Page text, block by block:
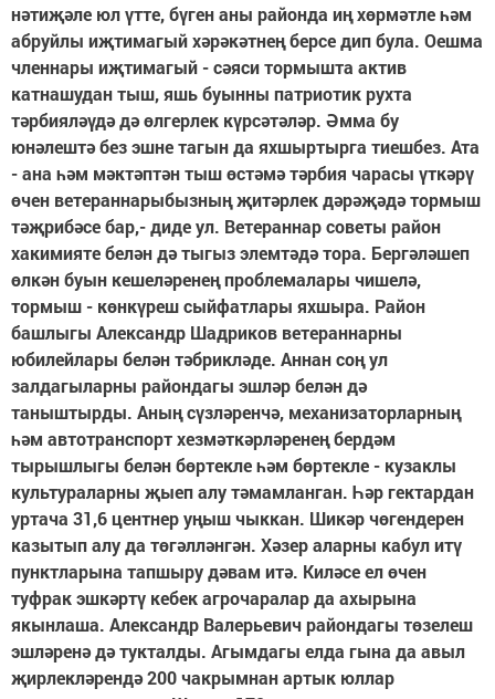
нәтиҗәле юл үтте, бүген аны районда иң хөрмәтле һәм
абруйлы иҗтимагый хәрәкәтнең берсе дип була. Оешма
членнары иҗтимагый - сәяси тормышта актив
катнашудан тыш, яшь буынны патриотик рухта
тәрбияләүдә дә өлгерлек күрсәтәләр. Әмма бу
юнәлештә без эшне тагын да яхшыртырга тиешбез. Ата
- ана һәм мәктәптән тыш өстәмә тәрбия чарасы үткәрү
өчен ветераннарыбызның җитәрлек дәрәҗәдә тормыш
тәҗрибәсе бар,- диде ул. Ветераннар советы район
хакимияте белән дә тыгыз элемтәдә тора. Бергәләшеп
өлкән буын кешеләренең проблемалары чишелә,
тормыш - көнкүреш сыйфатлары яхшыра. Район
башлыгы Александр Шадриков ветераннарны
юбилейлары белән тәбрикләде. Аннан соң ул
залдагыларны райондагы эшләр белән дә
таныштырды. Аның сүзләренчә, механизаторларның
һәм автотранспорт хезмәткәрләренең бердәм
тырышлыгы белән бөртекле һәм бөртекле - кузаклы
культураларны җыеп алу тәмамланган. Һәр гектардан
уртача 31,6 центнер уңыш чыккан. Шикәр чөгендерен
казытып алу да төгәлләнгән. Хәзер аларны кабул итү
пунктларына тапшыру дәвам итә. Киләсе ел өчен
туфрак эшкәртү кебек агрочаралар да ахырына
якынлаша. Александр Валерьевич райондагы төзелеш
эшләренә дә тукталды. Агымдагы елда гына да авыл
җирлекләрендә 200 чакрымнан артык юллар